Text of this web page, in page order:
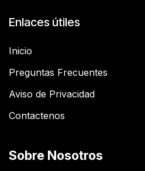
Enlaces útiles
Inicio
Preguntas Frecuentes
Aviso de Privacidad
Contactenos
Sobre Nosotros